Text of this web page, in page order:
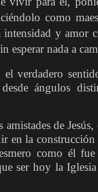
como
y amor
esperar nada a
verdadero
ángulos
amistades de
en la
como él
ser hoy la